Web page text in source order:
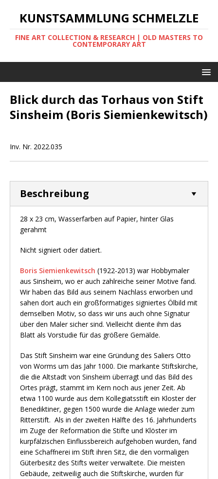
KUNSTSAMMLUNG SCHMELZLE
FINE ART COLLECTION & RESEARCH | OLD MASTERS TO
CONTEMPORARY ART
Blick durch das Torhaus von Stift
Sinsheim (Boris Siemienkewitsch)
Inv. Nr. 2022.035
Beschreibung
28 x 23 cm, Wasserfarben auf Papier, hinter Glas
gerahmt
Nicht signiert oder datiert.
Boris Siemienkewitsch (1922-2013) war Hobbymaler
aus Sinsheim, wo er auch zahlreiche seiner Motive fand.
Wir haben das Bild aus seinem Nachlass erworben und
sahen dort auch ein großformatiges signiertes Ölbild mit
demselben Motiv, so dass wir uns auch ohne Signatur
über den Maler sicher sind. Vielleicht diente ihm das
Blatt als Vorstudie für das größere Gemälde.
Das Stift Sinsheim war eine Gründung des Saliers Otto
von Worms um das Jahr 1000. Die markante Stiftskirche,
die die Altstadt von Sinsheim überragt und das Bild des
Ortes prägt, stammt im Kern noch aus jener Zeit. Ab
etwa 1100 wurde aus dem Kollegiatsstift ein Kloster der
Benediktiner, gegen 1500 wurde die Anlage wieder zum
Ritterstift. Als in der zweiten Hälfte des 16. Jahrhunderts
im Zuge der Reformation die Stifte und Klöster im
kurpfälzischen Einflussbereich aufgehoben wurden, fand
eine Schaffnerei im Stift ihren Sitz, die den vormaligen
Güterbesitz des Stifts weiter verwaltete. Die meisten
Gebäude, zeitweilig auch die Stiftskirche, wurden für